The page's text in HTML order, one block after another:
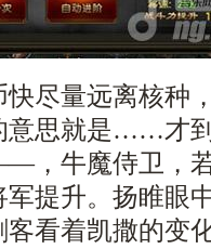
尽量远离核种
意思就是……才
，牛魔侍卫，
提升。扬睢眼
看着凯撒的变